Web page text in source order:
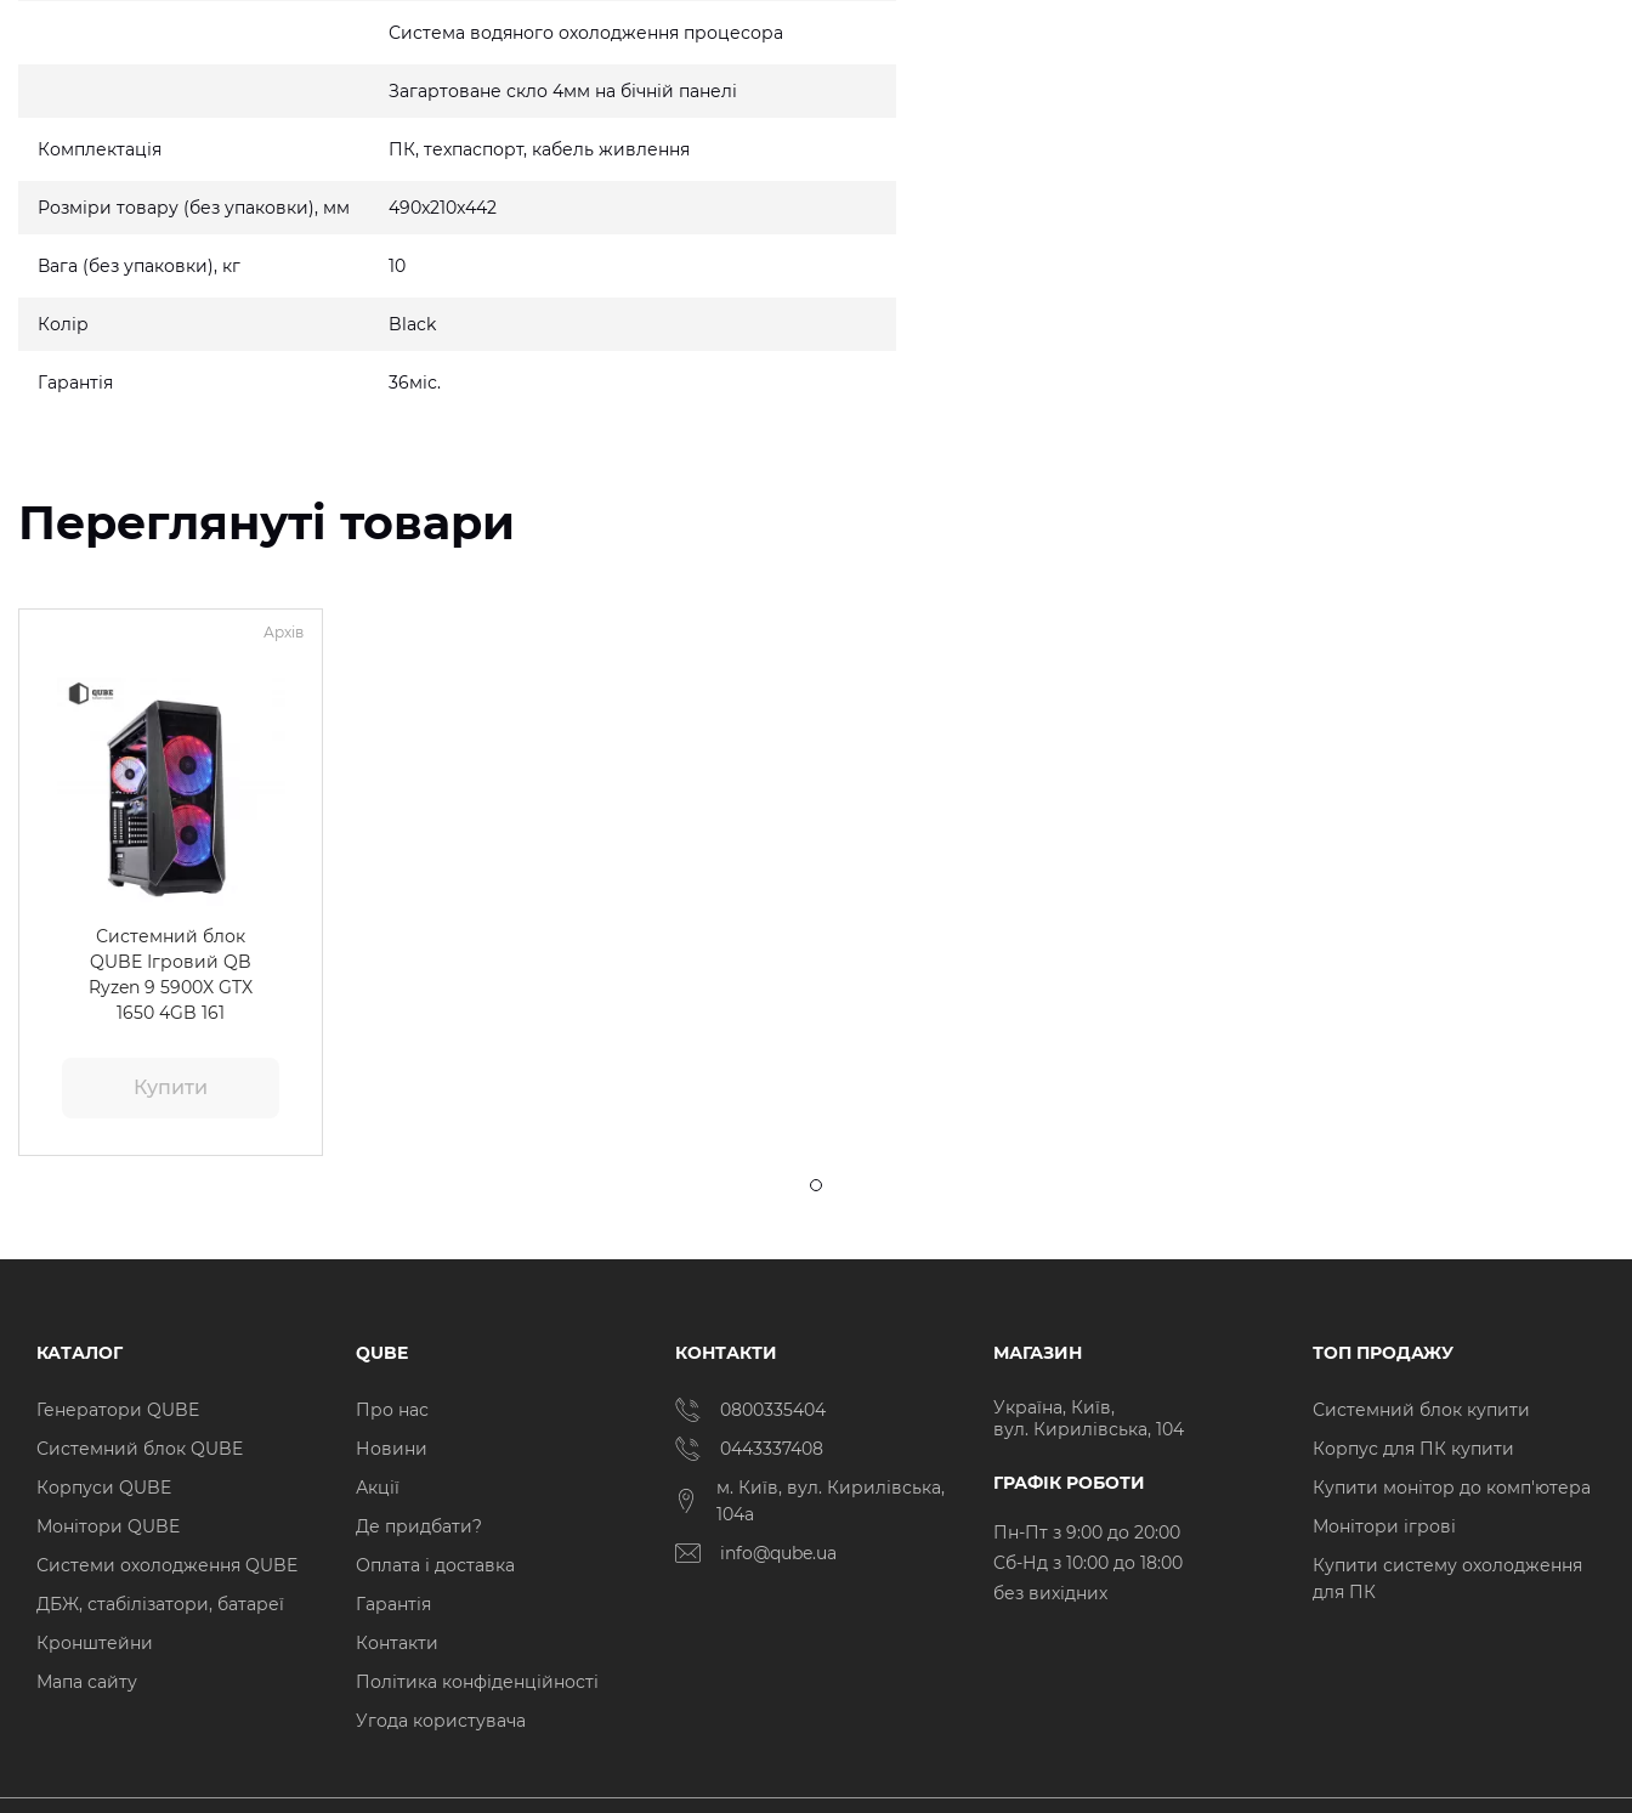
Система водяного охолодження процесора
Загартоване скло 4мм на бічній панелі
Комплектація ПК, техпаспорт, кабель живлення
Розміри товару (без упаковки), мм 490x210x442
Вага (без упаковки), кг 10
Колір Black
Гарантія 36міс.
Переглянуті товари
Архів
Системний блок
QUBE Ігровий QB
Ryzen 9 5900X GTX
1650 4GB 161
Купити
КАТАЛОГ
Генератори QUBE
Системний блок QUBE
Корпуси QUBE
Монітори QUBE
Системи охолодження QUBE
ДБЖ, стабілізатори, батареї
Кронштейни
Мапа сайту
QUBE
Про нас
Новини
Акції
Де придбати?
Оплата і доставка
Гарантія
Контакти
Політика конфіденційності
Угода користувача
КОНТАКТИ
0800335404
0443337408
м. Київ, вул. Кирилівська,
104а
info@qube.ua
МАГАЗИН
Україна, Київ,
вул. Кирилівська, 104
ГРАФІК РОБОТИ
Пн-Пт з 9:00 до 20:00
Cб-Нд з 10:00 до 18:00
без вихідних
ТОП ПРОДАЖУ
Системний блок купити
Корпус для ПК купити
Купити монітор до комп'ютера
Монітори ігрові
Купити систему охолодження
для ПК